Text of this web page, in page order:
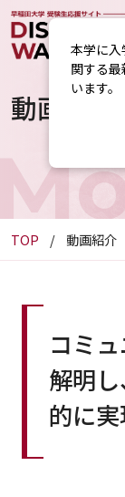
動画紹介
TOP 動画紹介
コミ
解明
的に
本学に
関する
います。